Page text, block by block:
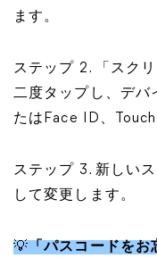
ます。
ステップ 2. 「スク
二度タップし、デバ
たはFace ID、
ステップ 3. 新しい
して変更します。
💡 「パスコードを